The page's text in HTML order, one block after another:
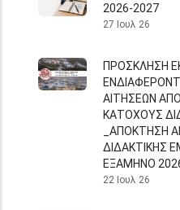
2026-2027
27 Ιουλ 26
ΠΡΟΣΚΛΗΣΗ
ΑΙΤΗΣΕΩΝ
ΚΑΤΟΧΟΥΣ
_ΑΠΟΚΤΗΣΗ
ΔΙΔΑΚΤΙΚΗΣ
ΕΞΑΜΗΝΟ
22 Ιουλ 26